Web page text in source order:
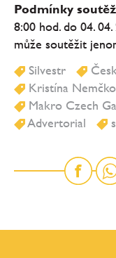
Podmínky
8:00 hod. do 04.
může soutěžit
Silvestr
Kristína
Makro Czech
Advertorial